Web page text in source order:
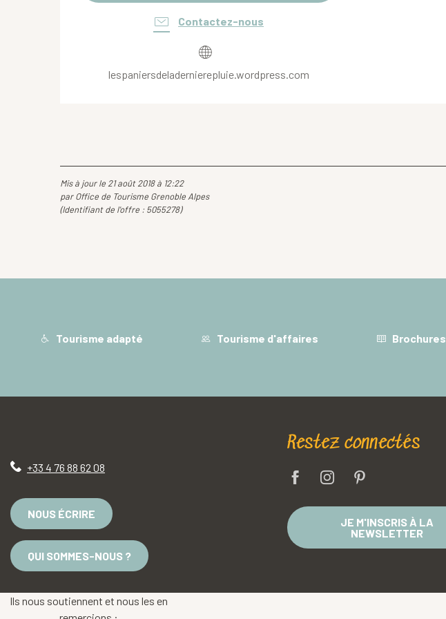
Contactez-nous
lespaniersdeladernierepluie.wordpress.com
Mis à jour le 21 août 2018 à 12:22
par Office de Tourisme Grenoble Alpes
(Identifiant de l'offre : 5055278)
Tourisme adapté Tourisme d'affaires Brochures
+33 4 76 88 62 08
NOUS ÉCRIRE
QUI SOMMES-NOUS ?
Restez connectés
JE M'INSCRIS À LA
NEWSLETTER
Ils nous soutiennent et nous les en